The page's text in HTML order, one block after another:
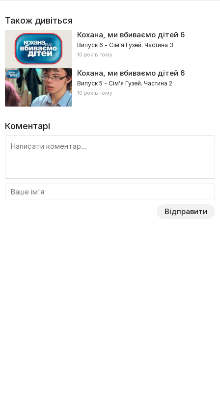
Також дивіться
Кохана, ми вбиваємо дітей 6
Випуск 6 - Сім'я Гузей. Частина 3
10 років тому
Кохана, ми вбиваємо дітей 6
Випуск 5 - Сім'я Гузей. Частина 2
10 років тому
Коментарі
Відправити